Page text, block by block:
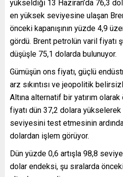
yükseldiği 13 Haziran’da 76,3
en yüksek seviyesine ulaşan
önceki kapanışının yüzde 4,9
gördü. Brent petrolün varil fiyatı
düşüşle 75,1 dolarda bulunuyor.
Gümüşün ons fiyatı, güçlü
arz sıkıntısı ve jeopolitik
Altına alternatif bir yatırım
fiyatı dün 37,2 dolara yükselerek
seviyesini test etmesinin
dolardan işlem görüyor.
Dün yüzde 0,6 artışla 98,8
dolar endeksi, şu sıralarda önceki